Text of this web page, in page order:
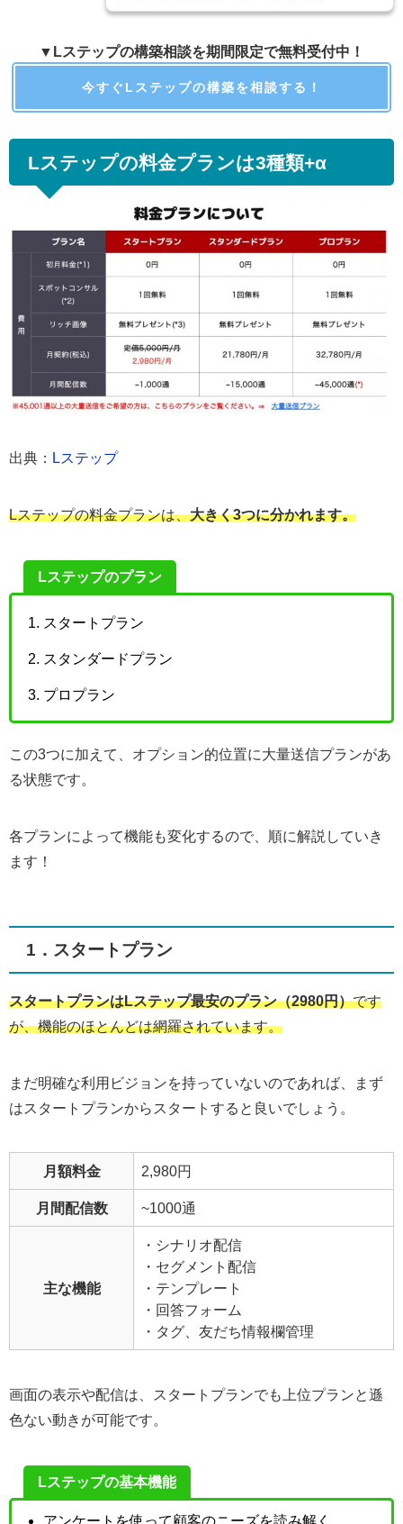
▼Lステップの構築相談を期間限定で無料受付中！
今すぐLステップの構築を相談する！
Lステップの料金プランは3種類+α
出典： Lステップ
Lステップの料金プランは、大きく3つに分かれます。
Lステップのプラン
スタートプラン
スタンダードプラン
プロプラン
この3つに加えて、オプション的位置に大量送信プランがあ
る状態です。
各プランによって機能も変化するので、順に解説していき
ます！
1．スタートプラン
スタートプランはLステップ最安のプラン（2980円）です
が、機能のほとんどは網羅されています。
まだ明確な利用ビジョンを持っていないのであれば、まず
はスタートプランからスタートすると良いでしょう。
月額料金 2,980円
月間配信数 ~1000通
主な機能
・シナリオ配信
・セグメント配信
・テンプレート
・回答フォーム
・タグ、友だち情報欄管理
画面の表示や配信は、スタートプランでも上位プランと遜
色ない動きが可能です。
Lステップの基本機能
アンケートを使って顧客のニーズを読み解く